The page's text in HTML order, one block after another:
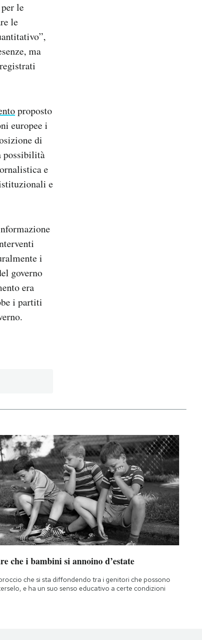
le
le
ma
proposto
europee i
di
possibilità
e
e
i
governo
era
i partiti
che i bambini si annoino d’estate
che si sta diffondendo tra i genitori che possono
e ha un suo senso educativo a certe condizioni